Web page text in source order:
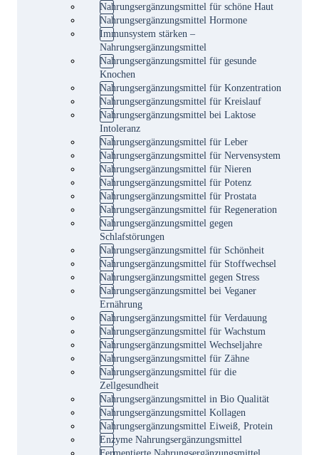
Nahrungsergänzungsmittel für schöne Haut
Nahrungsergänzungsmittel Hormone
Immunsystem stärken –
Nahrungsergänzungsmittel
Nahrungsergänzungsmittel für gesunde
Knochen
Nahrungsergänzungsmittel für Konzentration
Nahrungsergänzungsmittel für Kreislauf
Nahrungsergänzungsmittel bei Laktose
Intoleranz
Nahrungsergänzungsmittel für Leber
Nahrungsergänzungsmittel für Nervensystem
Nahrungsergänzungsmittel für Nieren
Nahrungsergänzungsmittel für Potenz
Nahrungsergänzungsmittel für Prostata
Nahrungsergänzungsmittel für Regeneration
Nahrungsergänzungsmittel gegen
Schlafstörungen
Nahrungsergänzungsmittel für Schönheit
Nahrungsergänzungsmittel für Stoffwechsel
Nahrungsergänzungsmittel gegen Stress
Nahrungsergänzungsmittel bei Veganer
Ernährung
Nahrungsergänzungsmittel für Verdauung
Nahrungsergänzungsmittel für Wachstum
Nahrungsergänzungsmittel Wechseljahre
Nahrungsergänzungsmittel für Zähne
Nahrungsergänzungsmittel für die
Zellgesundheit
Nahrungsergänzungsmittel in Bio Qualität
Nahrungsergänzungsmittel Kollagen
Nahrungsergänzungsmittel Eiweiß, Protein
Enzyme Nahrungsergänzungsmittel